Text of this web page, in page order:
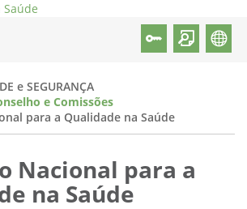
e SEGURANÇA
e Comissões
para a Qualidade na Saúde
Nacional para a
na Saúde